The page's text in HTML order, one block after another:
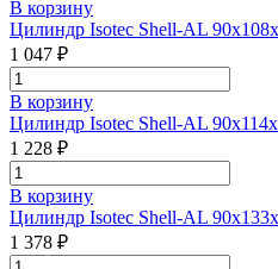
В корзину
Цилиндр Isotec Shell-AL
1 047 ₽
В корзину
Цилиндр Isotec Shell-AL
1 228 ₽
В корзину
Цилиндр Isotec Shell-AL
1 378 ₽